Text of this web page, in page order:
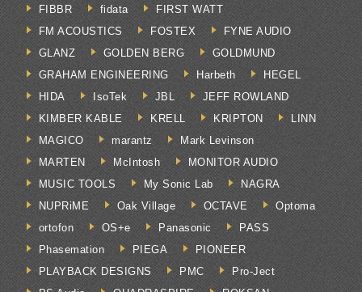
FIBBR
fidata
FIRST WATT
FM ACOUSTICS
FOSTEX
FYNE AUDIO
GLANZ
GOLDEN BERG
GOLDMUND
GRAHAM ENGINEERING
Harbeth
HEGEL
HIDA
IsoTek JBL
JEFF ROWLAND
KIMBER KABLE
KRELL KRIPTON
LINN
MAGICO
marantz
Mark Levinson
MARTEN
McIntosh
MONITOR AUDIO
MUSIC TOOLS
My Sonic Lab
NAGRA
NUPRiME
Oak Village OCTAVE
Optoma
ortofon
OS+e Panasonic
PASS
Phasemation
PIEGA
PIONEER
PLAYBACK DESIGNS
PMC
Pro-Ject